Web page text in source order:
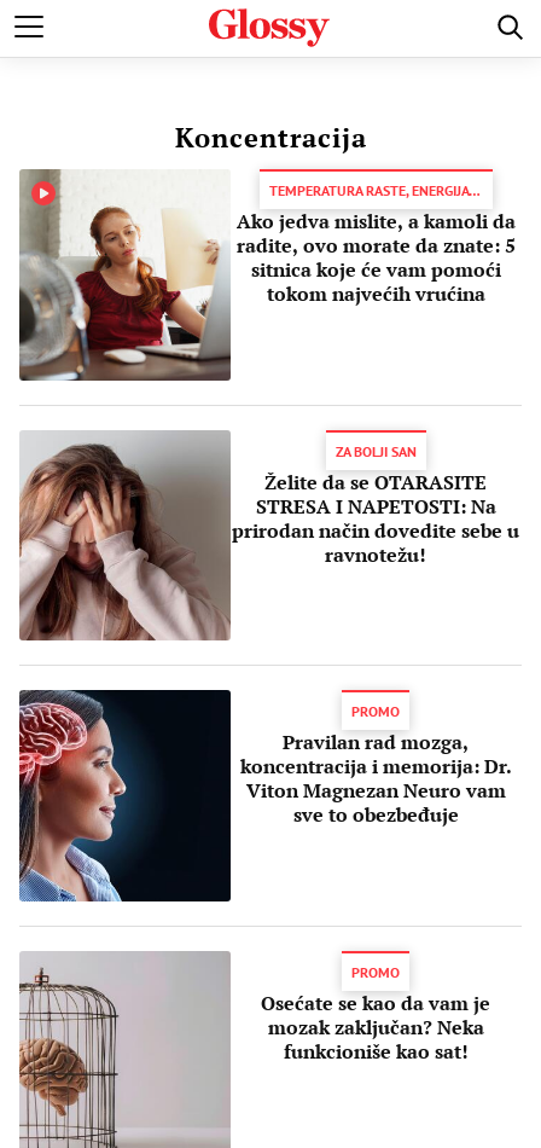
POZNATI MODA I LEPOTA ZDRAVI I SREĆNI LJUBAV
Koncentracija
TEMPERATURA RASTE, ENERGIJA PADA
Ako jedva mislite, a kamoli da
radite, ovo morate da znate: 5
sitnica koje će vam pomoći
tokom najvećih vrućina
ZA BOLJI SAN
Želite da se OTARASITE
STRESA I NAPETOSTI: Na
prirodan način dovedite sebe u
ravnotežu!
PROMO
Pravilan rad mozga,
koncentracija i memorija: Dr.
Viton Magnezan Neuro vam
sve to obezbeđuje
PROMO
Osećate se kao da vam je
mozak zaključan? Neka
funkcioniše kao sat!